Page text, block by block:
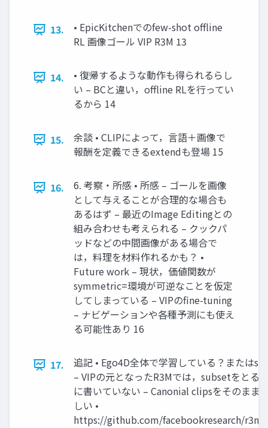
13.
• EpicKitchenでのfew-shot offline
RL 画像ゴール VIP R3M 13
14.
• 復帰するような動作も得られるらし
い – BCと違い，offline RLを行ってい
るから 14
15.
余談 • CLIPによって，言語＋画像で
報酬を定義できるextendも登場 15
16.
6. 考察・所感 • 所感 – ゴールを画像
として与えることが合理的な場合も
あるはず – 最近のImage Editingとの
組み合わせも考えられる – クックパ
ッドなどの中間画像がある場合で
は，料理を材料作れるかも？ •
Future work – 現状，価値関数が
symmetric=環境が可逆なことを仮定
してしまっている – VIPのfine-tuning
– ナビゲーションや各種予測にも使え
る可能性あり 16
17.
追記 • Ego4D全体で学習している？または
– VIPの元となったR3Mでは，subsetをとる
に書いていない – Canonial clipsをそのまま
しい •
https://github.com/facebookresearch/r3m/